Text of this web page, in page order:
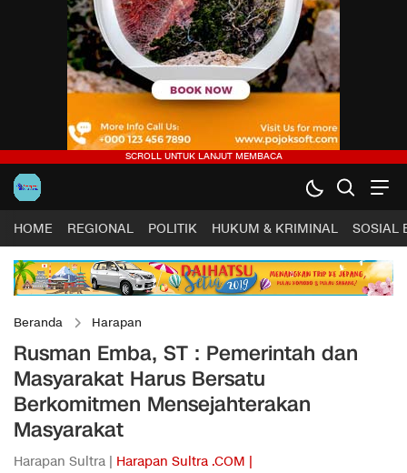
HOME REGIONAL POLITIK HUKUM & KRIMINAL SOSIAL
Beranda Harapan
Rusman Emba, ST : Pemerintah dan
Masyarakat Harus Bersatu
Berkomitmen Mensejahterakan
Masyarakat
Harapan Sultra | Harapan Sultra .COM |